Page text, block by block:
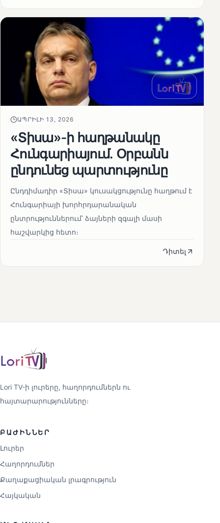
ԱՊՐԻԼԻ 13, 2026
«Տիսա»-ի հաղթանակը
Հունգարիայում․ Օրբանն
ընդունեց պարտությունը
Ընդդիմադիր «Տիսա» կուսակցությունը հաղթում է
Հունգարիայի խորհրդարանական
ընտրություններում՝ ձայների զգալի մասի
հաշվարկից հետո։
Դիտել
Lori TV-ի լուրերը, հաղորդումներն ու
հայտարարությունները։
ԲԱԺԻՆՆԵՐ
Լուրեր
Հաղորդումներ
Քաղաքացիական լրագրություն
Հայկական